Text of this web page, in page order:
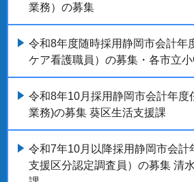
業務）の募集
令和8年度随時採用静岡市会計年
ケア看護職員）の募集・各市立
令和8年10月採用静岡市会計年度
業務)の募集 葵区生活支援課
令和7年10月以降採用静岡市会計
支援区分認定調査員）の募集 清